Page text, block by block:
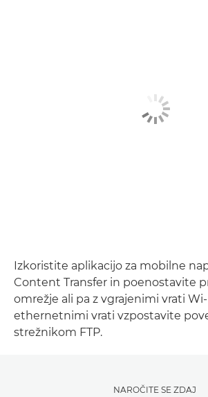
Izkoristite aplikacijo za mobilne
Content Transfer in poenostavite
omrežje ali pa z vgrajenimi vrati Wi-
ethernetnimi vrati vzpostavite
strežnikom FTP.
NAROČITE SE ZDAJ